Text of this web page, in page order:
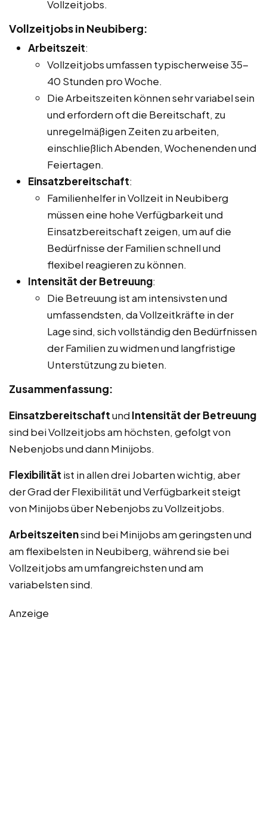
Vollzeitjobs.
Vollzeitjobs in Neubiberg:
Arbeitszeit:
Vollzeitjobs umfassen typischerweise 35-
40 Stunden pro Woche.
Die Arbeitszeiten können sehr variabel sein
und erfordern oft die Bereitschaft, zu
unregelmäßigen Zeiten zu arbeiten,
einschließlich Abenden, Wochenenden und
Feiertagen.
Einsatzbereitschaft:
Familienhelfer in Vollzeit in Neubiberg
müssen eine hohe Verfügbarkeit und
Einsatzbereitschaft zeigen, um auf die
Bedürfnisse der Familien schnell und
flexibel reagieren zu können.
Intensität der Betreuung:
Die Betreuung ist am intensivsten und
umfassendsten, da Vollzeitkräfte in der
Lage sind, sich vollständig den Bedürfnissen
der Familien zu widmen und langfristige
Unterstützung zu bieten.
Zusammenfassung:
Einsatzbereitschaftund Intensität der Betreuung
sind bei Vollzeitjobs am höchsten, gefolgt von
Nebenjobs und dann Minijobs.
Flexibilität ist in allen drei Jobarten wichtig, aber
der Grad der Flexibilität und Verfügbarkeit steigt
von Minijobs über Nebenjobs zu Vollzeitjobs.
Arbeitszeitensind bei Minijobs am geringsten und
am flexibelsten in Neubiberg, während sie bei
Vollzeitjobs am umfangreichsten und am
variabelsten sind.
Anzeige